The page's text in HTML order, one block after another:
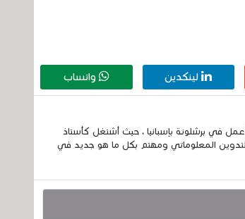
لينكدين واتساب
مغربي الجنسية ، عمري 42 سنة ، أعيش وأعمل في برشلونة بإسبانيا ، حيث أشتغل كأستاذ
المعلوماتي ومهتم بكل ما هو جديد في